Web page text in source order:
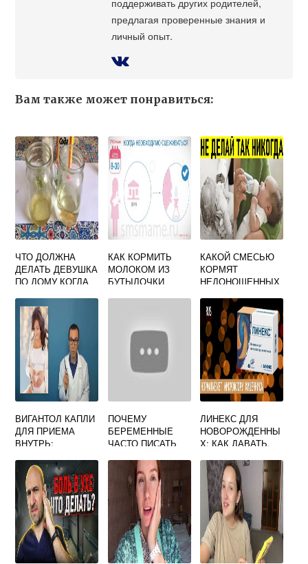
предлагая проверенные знания и
личный опыт.
Вам также может понравиться:
ЧТО ДОЛЖНА
ДЕЛАТЬ ДЕВУШКА
ПО ДОМУ КОГДА
КАК КОРМИТЬ
МОЛОКОМ ИЗ
БУТЫЛОЧКИ
КАКОЙ СМЕСЬЮ
КОРМЯТ
НЕДОНОШЕННЫХ
ВИГАНТОЛ КАПЛИ
ДЛЯ ПРИЕМА
ВНУТРЬ:
ОПИСАНИЕ
ПОЧЕМУ
БЕРЕМЕННЫЕ
ЧАСТО ПИСАТЬ
ЛИНЕКС ДЛЯ
НОВОРОЖДЕННЫ
Х: КАК ДАВАТЬ,
ДОЗИРОВКА